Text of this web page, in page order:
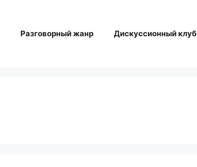
Разговорный жанр Дискуссионный клуб